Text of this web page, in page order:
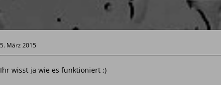
5. März 2015
Ihr wisst ja wie es funktioniert ;)